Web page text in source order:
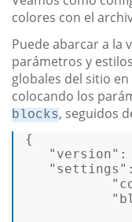
colores con el
Puede abarcar a la
parámetros y
globales del sitio
colocando los
blocks, seguidos
{
"version":
"settings"
"